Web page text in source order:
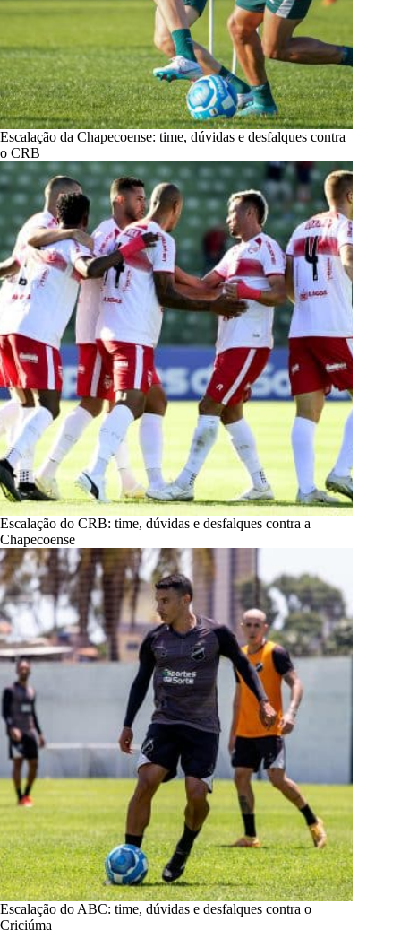
Escalação da Chapecoense: time, dúvidas e desfalques contra
o CRB
Escalação do CRB: time, dúvidas e desfalques contra a
Chapecoense
Escalação do ABC: time, dúvidas e desfalques contra o
Criciúma